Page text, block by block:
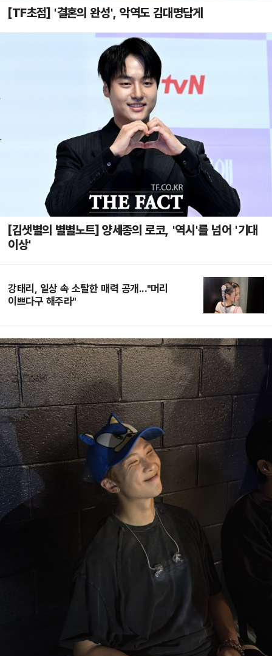
[TF초점] '결혼의 완성', 악역도 김대명답게
[김샛별의 별별노트] 양세종의 로코, '역시'를 넘어 '기대
이상'
강태리, 일상 속 소탈한 매력 공개..."머리
이쁘다구 해주라"